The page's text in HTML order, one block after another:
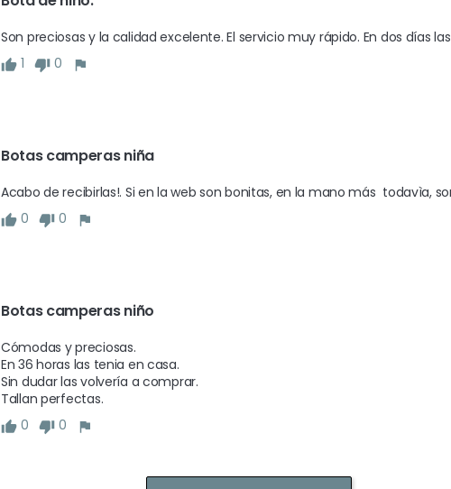
1 0
Botas camperas niña
Acabo de recibirlas!. Si en la web son bonitas, en la mano más  todavìa,
0
0
Botas camperas niño
Cómodas y preciosas.
En 36 horas las tenia en casa.
Sin dudar las volvería a comprar.
Tallan perfectas.
0
0